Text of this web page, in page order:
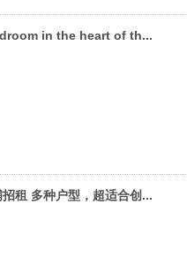
in the heart of th...
租 多种户型，超适合创...